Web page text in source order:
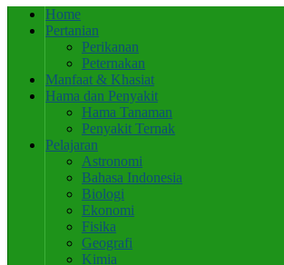
Home
Pertanian
Perikanan
Peternakan
Manfaat & Khasiat
Hama dan Penyakit
Hama Tanaman
Penyakit Ternak
Pelajaran
Astronomi
Bahasa Indonesia
Biologi
Ekonomi
Fisika
Geografi
Kimia